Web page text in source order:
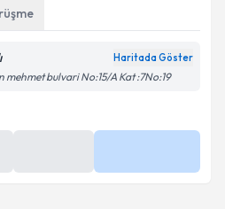
Haritada Göster
bulvari No:15/A Kat :7No:19